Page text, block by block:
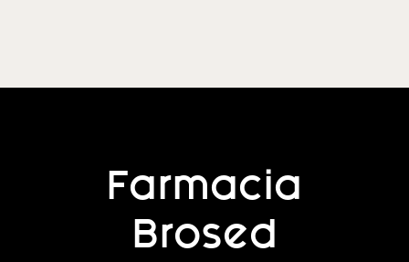
Farmacia
Brosed